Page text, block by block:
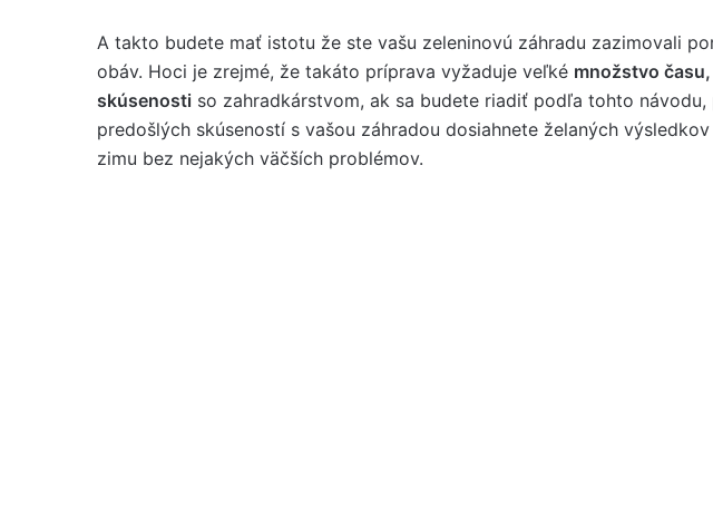
A takto budete mať istotu že ste vašu zeleninovú záhradu zazimovali
obáv. Hoci je zrejmé, že takáto príprava vyžaduje veľké množstvo
skúsenosti so zahradkárstvom, ak sa budete riadiť podľa tohto
predošlých skúseností s vašou záhradou dosiahnete želaných
zimu bez nejakých väčších problémov.